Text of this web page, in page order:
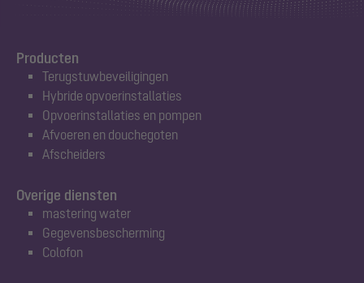
Producten
Terugstuwbeveiligingen
Hybride opvoerinstallaties
Opvoerinstallaties en pompen
Afvoeren en douchegoten
Afscheiders
Overige diensten
mastering water
Gegevensbescherming
Colofon